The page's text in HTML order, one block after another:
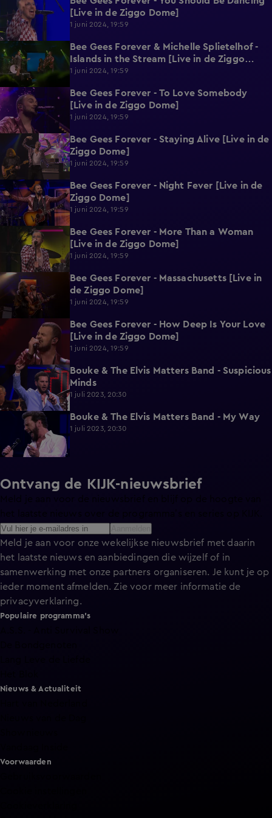
[Live in de Ziggo Dome]
1 juni 2024, 19:59
3:08
Bee Gees Forever & Michelle Splietelhof -
Islands in the Stream [Live in de Ziggo
Dome]
1 juni 2024, 19:59
1:53
Bee Gees Forever - To Love Somebody
[Live in de Ziggo Dome]
1 juni 2024, 19:59
2:55
Bee Gees Forever - Staying Alive [Live in de
Ziggo Dome]
1 juni 2024, 19:59
2:20
Bee Gees Forever - Night Fever [Live in de
Ziggo Dome]
1 juni 2024, 19:59
Bee Gees Forever - More Than a Woman
[Live in de Ziggo Dome]
1 juni 2024, 19:59
1:55
Bee Gees Forever - Massachusetts [Live in
de Ziggo Dome]
1 juni 2024, 19:59
2:06
Bee Gees Forever - How Deep Is Your Love
[Live in de Ziggo Dome]
1 juni 2024, 19:59
4:03
Bouke & The Elvis Matters Band - Suspicious
Minds
1 juli 2023, 20:30
Bouke & The Elvis Matters Band - My Way
1 juli 2023, 20:30
Ontvang de KIJK-nieuwsbrief
Meld je aan voor onze wekelijkse nieuwsbrief met daarin
het laatste nieuws en aanbiedingen die wijzelf of in
samenwerking met onze partners organiseren. Je kunt je op
ieder moment afmelden. Zie voor meer informatie de
privacyverklaring.
Populaire programma's
Nieuws & Actualiteit
Voorwaarden